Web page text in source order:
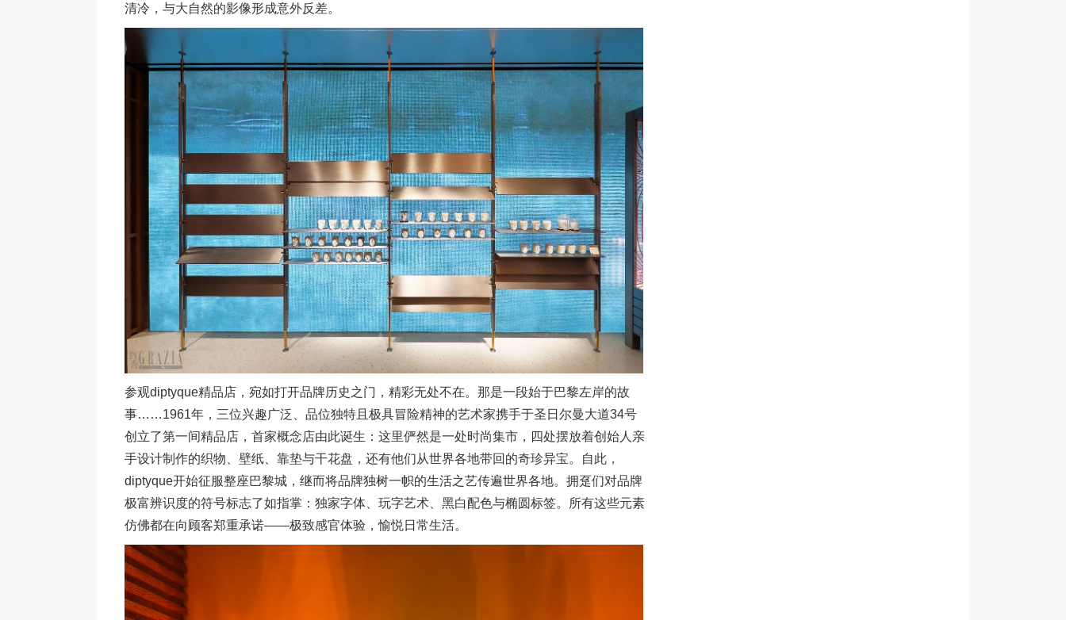
清冷，与大自然的影像形成意外反差。
参观diptyque精品店，宛如打开品牌历史之门，精彩无处不在。那是一段始于巴黎左岸的故
事……1961年，三位兴趣广泛、品位独特且极具冒险精神的艺术家携手于圣日尔曼大道34号
创立了第一间精品店，首家概念店由此诞生：这里俨然是一处时尚集市，四处摆放着创始人亲
手设计制作的织物、壁纸、靠垫与干花盘，还有他们从世界各地带回的奇珍异宝。自此，
diptyque开始征服整座巴黎城，继而将品牌独树一帜的生活之艺传遍世界各地。拥趸们对品牌
极富辨识度的符号标志了如指掌：独家字体、玩字艺术、黑白配色与椭圆标签。所有这些元素
仿佛都在向顾客郑重承诺——极致感官体验，愉悦日常生活。